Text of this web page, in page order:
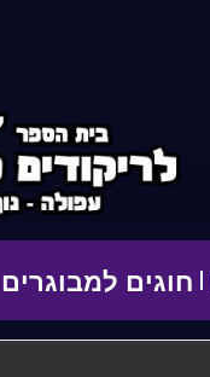
חוגים למבוגרים